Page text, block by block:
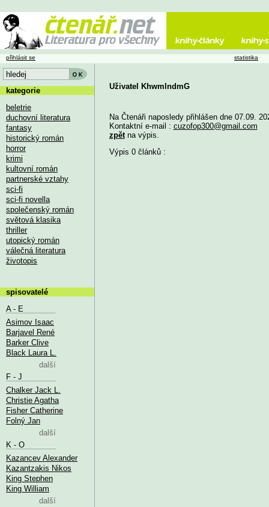
Uživatel KhwmlndmG
Na Čtenáři naposledy přihlášen dne 07.09.
Kontaktní e-mail : cuzofop300@gmail.com
zpětna výpis.
Výpis 0 článků :
přihlásit se statistika
kategorie
beletrie
duchovní literatura
fantasy
historický román
horror
krimi
kultovní román
partnerské vztahy
sci-fi
sci-fi novella
společenský román
světová klasika
thriller
utopický román
válečná literatura
životopis
spisovatelé
A - E
Asimov Isaac
Barjavel René
Barker Clive
Black Laura L.
další
F - J
Chalker Jack L.
Christie Agatha
Fisher Catherine
Folný Jan
další
K - O
Kazancev Alexander
Kazantzakis Nikos
King Stephen
King William
další